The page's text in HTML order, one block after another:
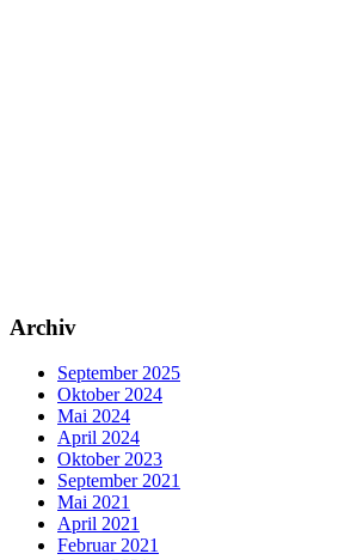
Archiv
September 2025
Oktober 2024
Mai 2024
April 2024
Oktober 2023
September 2021
Mai 2021
April 2021
Februar 2021